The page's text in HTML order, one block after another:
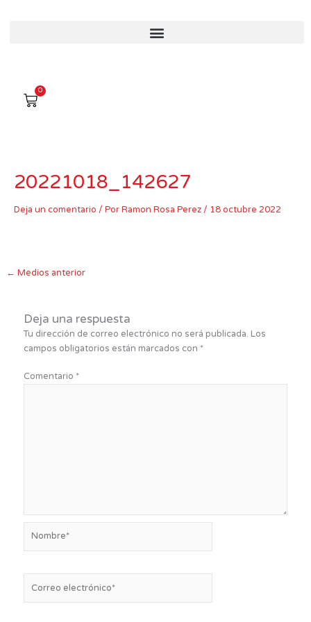
0
Carro
20221018_142627
Deja un comentario / PorRamon Rosa Perez / 18 octubre 2022
← Medios anterior
Deja una respuesta
Tu dirección de correo electrónico no será publicada. Los
campos obligatorios están marcados con *
Comentario *
electrónico*